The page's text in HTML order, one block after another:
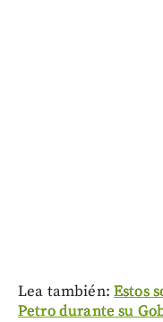
Lea también: Estos
Petro durante su